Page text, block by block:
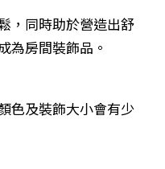
，同時助於營造出舒
為房間裝飾品。
色及裝飾大小會有少